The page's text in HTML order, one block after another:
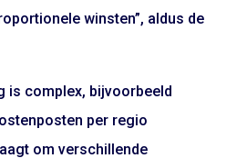
winsten”, aldus de
is complex, bijvoorbeeld
per regio
om verschillende